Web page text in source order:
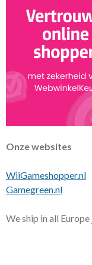
Onze websites
WiiGameshopper.nl
Gamegreen.nl
We ship in all Europe